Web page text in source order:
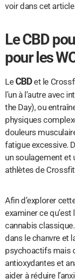
voir dans cet
Le CBD
pour les
LeCBDet le
l’un à l’autre avec
the Day), ou
physiques
douleurs
fatigue excessive.
un soulagement et
athlètes de
Afin d’explorer
examiner ce
cannabis
dans le chanvre et
psychoactifs mais
antioxydantes et
aider à réduire